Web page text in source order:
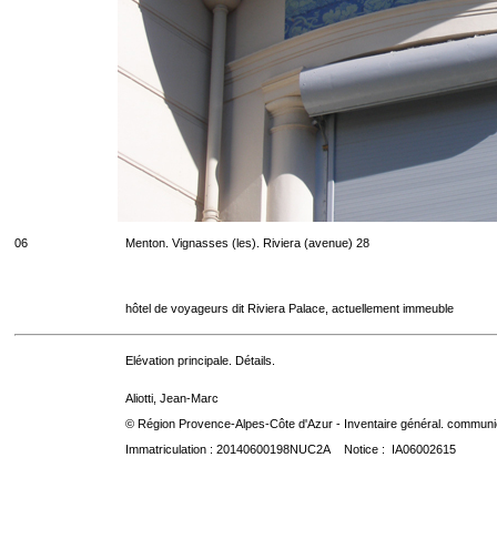
06 Menton. Vignasses (les). Riviera (avenue) 28
hôtel de voyageurs dit Riviera Palace, actuellement immeuble
Elévation principale. Détails.
Aliotti, Jean-Marc
© Région Provence-Alpes-Côte d'Azur - Inventaire général.
Immatriculation : 20140600198NUC2A Notice : IA06002615